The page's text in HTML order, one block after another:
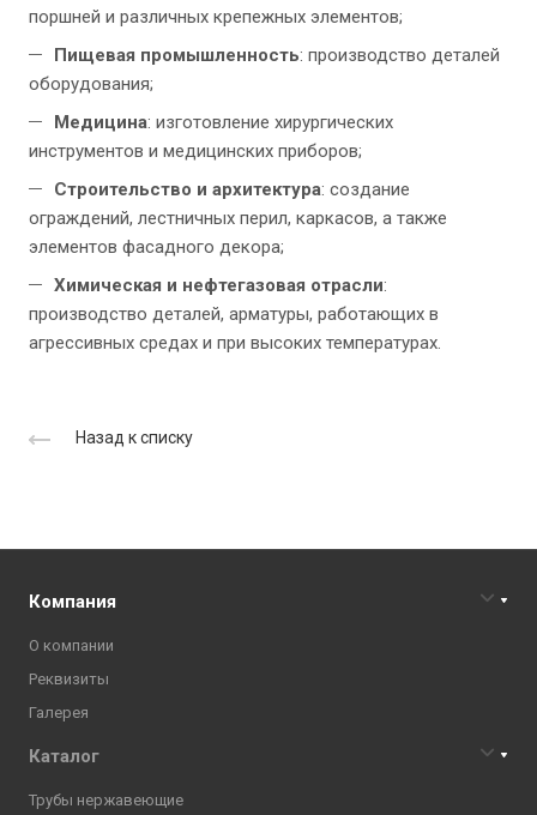
поршней и различных крепежных элементов;
Пищевая промышленность: производство деталей
оборудования;
Медицина: изготовление хирургических
инструментов и медицинских приборов;
Строительство и архитектура: создание
ограждений, лестничных перил, каркасов, а также
элементов фасадного декора;
Химическая и нефтегазовая отрасли:
производство деталей, арматуры, работающих в
агрессивных средах и при высоких температурах.
Назад к списку
Компания
О компании
Реквизиты
Галерея
Каталог
Трубы нержавеющие